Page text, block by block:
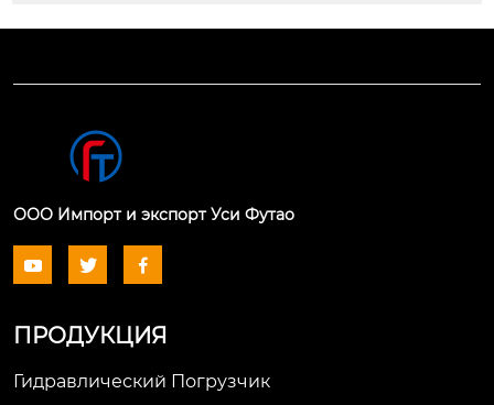
ООО Импорт и экспорт Уси Футао
  
ПРОДУКЦИЯ
Гидравлический Погрузчик